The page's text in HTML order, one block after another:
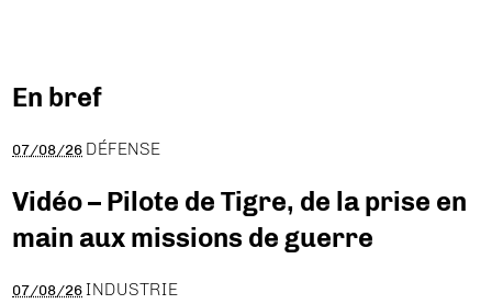
En bref
07/08/26 DÉFENSE
Vidéo – Pilote de Tigre, de la prise en
main aux missions de guerre
07/08/26 INDUSTRIE